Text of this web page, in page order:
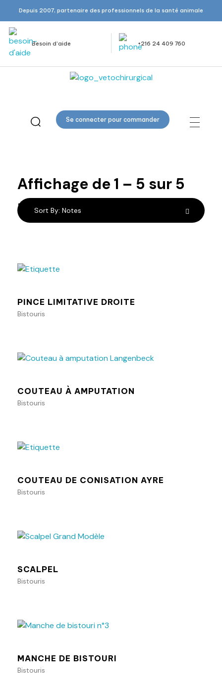
Depuis 2007, partenaire des professionnels de la santé animale
Besoin d’aide +216 24 409 760
Veto Chirurgical
Se connecter pour commander
Affichage de 1 – 5 sur 5
résultats
Sort By: Notes
PINCE LIMITATIVE DROITE
Bistouris
COUTEAU À AMPUTATION
Bistouris
COUTEAU DE CONISATION AYRE
Bistouris
SCALPEL
Bistouris
MANCHE DE BISTOURI
Bistouris